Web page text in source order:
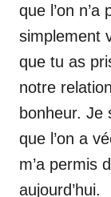
que l’on
simplement
que tu as
notre
bonheur. Je
que l’on a
m’a permis
aujourd’hui.